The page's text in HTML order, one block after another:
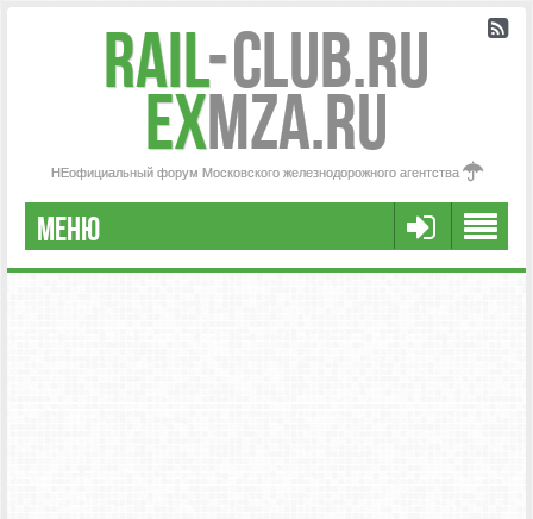
Rail-Club.RU
exMZA.RU
НЕофициальный форум Московского железнодорожного агентства
МЕНЮ
РЕГИСТРАЦИЯ